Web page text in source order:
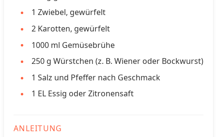
1 Zwiebel, gewürfelt
2 Karotten, gewürfelt
1000 ml Gemüsebrühe
250 g Würstchen (z. B. Wiener oder Bockwurst)
1 Salz und Pfeffer nach Geschmack
1 EL Essig oder Zitronensaft
ANLEITUNG